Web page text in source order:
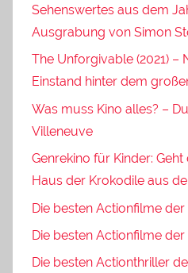
Sehenswertes aus dem
Ausgrabung von Simon
The Unforgivable (2021) –
Einstand hinter dem
Was muss Kino alles? –
Villeneuve
Genrekino für Kinder: Geht
Haus der Krokodile aus
Die besten Actionfilme der
Die besten Actionfilme der
Die besten Actionthriller